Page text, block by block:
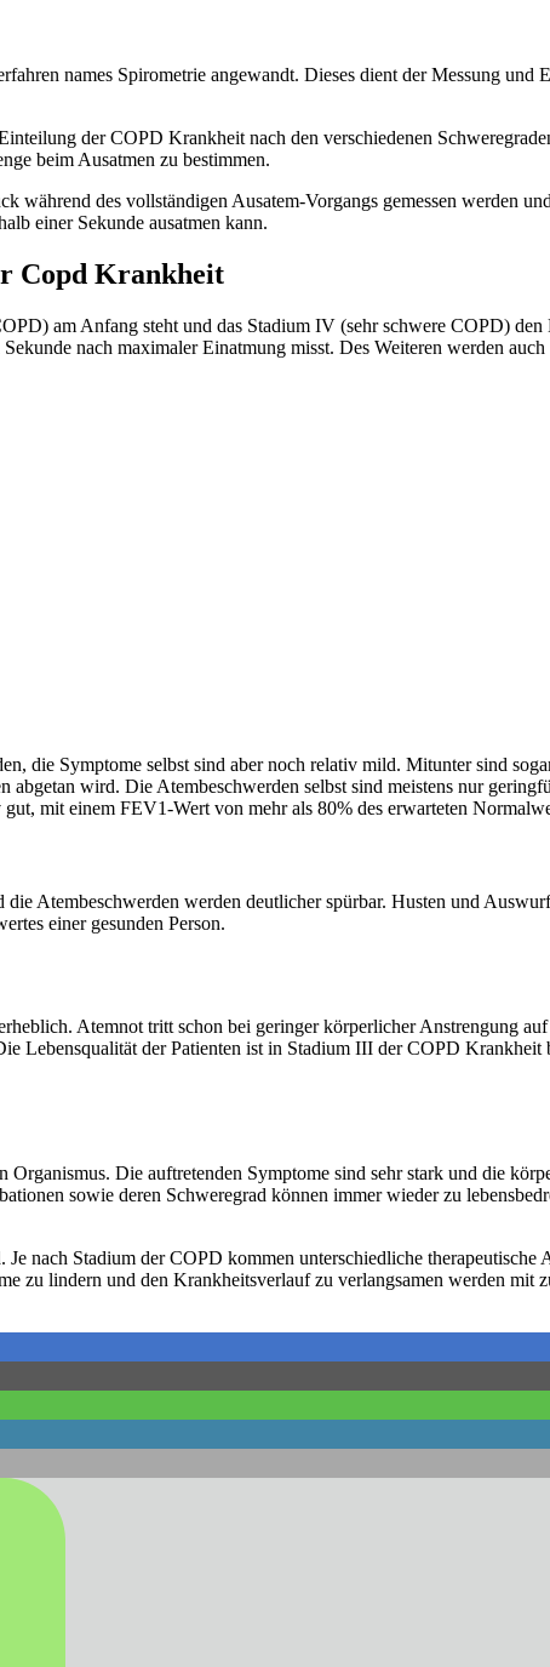
names Spirometrie angewandt. Dieses dient der Messung
der COPD Krankheit nach den verschiedenen
beim Ausatmen zu bestimmen.
während des vollständigen Ausatem-Vorgangs gemessen werden
einer Sekunde ausatmen kann.
Copd Krankheit
am Anfang steht und das Stadium IV (sehr schwere COPD)
nach maximaler Einatmung misst. Des Weiteren werden
die Symptome selbst sind aber noch relativ mild. Mitunter sind
wird. Die Atembeschwerden selbst sind meistens nur
mit einem FEV1-Wert von mehr als 80% des erwarteten
Atembeschwerden werden deutlicher spürbar. Husten und
einer gesunden Person.
Atemnot tritt schon bei geringer körperlicher Anstrengung
Lebensqualität der Patienten ist in Stadium III der COPD
Organismus. Die auftretenden Symptome sind sehr stark und die
sowie deren Schweregrad können immer wieder zu
nach Stadium der COPD kommen unterschiedliche
zu lindern und den Krankheitsverlauf zu verlangsamen werden mit